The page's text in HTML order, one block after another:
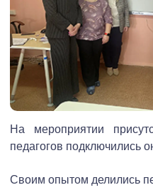
На мероприятии
педагогов подключились
Своим опытом делились